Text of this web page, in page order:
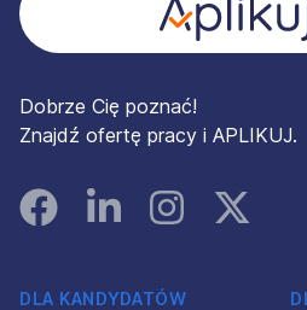
Dobrze Cię poznać!
Znajdź ofertę pracy i APLIKUJ.
FacebookLinked InInstagramInstagram
DLA KANDYDATÓW